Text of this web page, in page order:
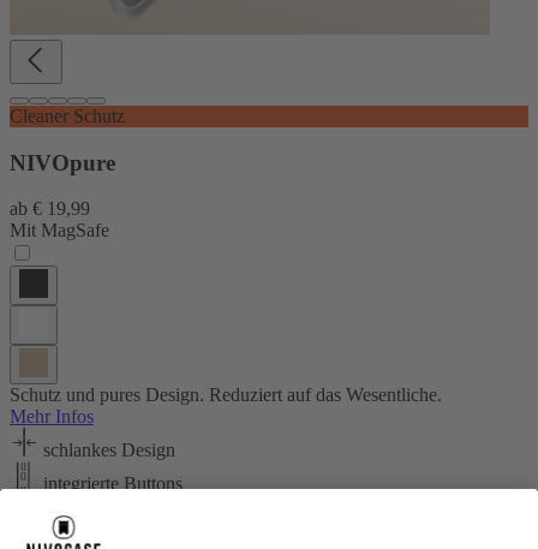
Cleaner Schutz
NIVOpure
ab € 19,99
Mit MagSafe
Schutz und pures Design. Reduziert auf das Wesentliche.
Mehr Infos
schlankes Design
integrierte Buttons
drop tested 1,2 m
Motiv hinzufügen +5 €